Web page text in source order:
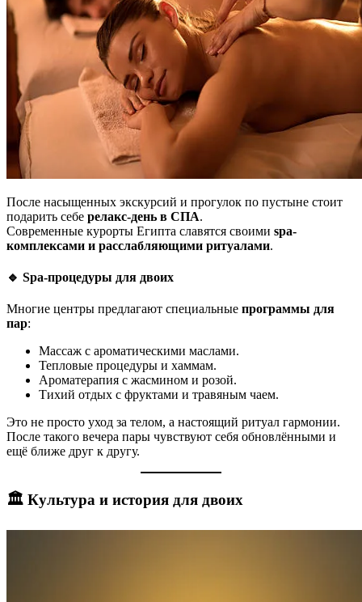
После насыщенных экскурсий и прогулок по пустыне стоит
подарить себе релакс-день в СПА.
Современные курорты Египта славятся своими spa-
комплексами и расслабляющими ритуалами.
🔹 Spa-процедуры для двоих
Многие центры предлагают специальные программы для
пар:
Массаж с ароматическими маслами.
Тепловые процедуры и хаммам.
Ароматерапия с жасмином и розой.
Тихий отдых с фруктами и травяным чаем.
Это не просто уход за телом, а настоящий ритуал гармонии.
После такого вечера пары чувствуют себя обновлёнными и
ещё ближе друг к другу.
🏛️ Культура и история для двоих